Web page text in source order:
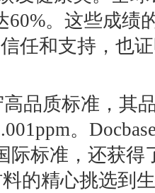
60%。这些成绩
任和支持，也
高品质标准，其
。
际标准，还获得
的精心挑选到